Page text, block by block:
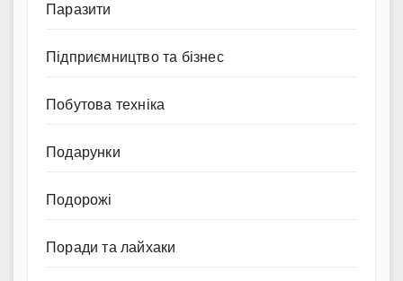
Паразити
Підприємництво та бізнес
Побутова техніка
Подарунки
Подорожі
Поради та лайхаки